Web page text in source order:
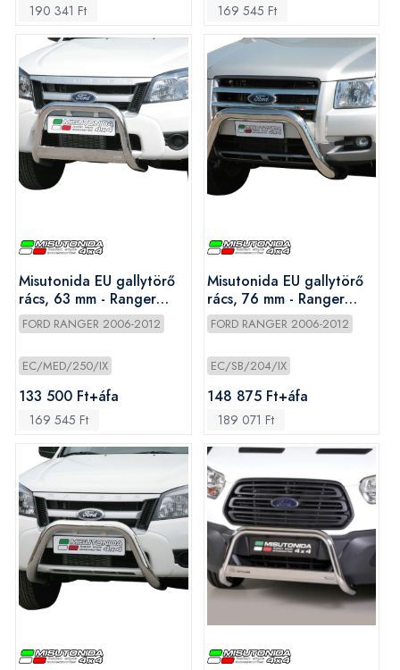
190 341 Ft 169 545 Ft
Misutonida EU gallytörő
rács, 63 mm - Ranger
2009-2011
FORD RANGER 2006-2012
EC/MED/250/IX
133 500 Ft+áfa
169 545 Ft
Misutonida EU gallytörő
rács, 76 mm - Ranger
2007-2009
FORD RANGER 2006-2012
EC/SB/204/IX
148 875 Ft+áfa
189 071 Ft